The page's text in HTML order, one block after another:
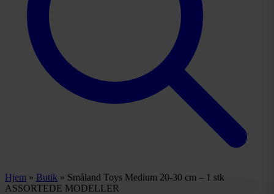
Hjem » Butik » Småland Toys Medium 20-30 cm – 1 stk
ASSORTEDE MODELLER